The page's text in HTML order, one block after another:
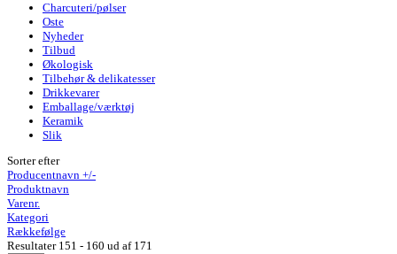
Charcuteri/pølser
Oste
Nyheder
Tilbud
Økologisk
Tilbehør & delikatesser
Drikkevarer
Emballage/værktøj
Keramik
Slik
Sorter efter
Producentnavn +/-
Produktnavn
Varenr.
Kategori
Rækkefølge
Resultater 151 - 160 ud af 171